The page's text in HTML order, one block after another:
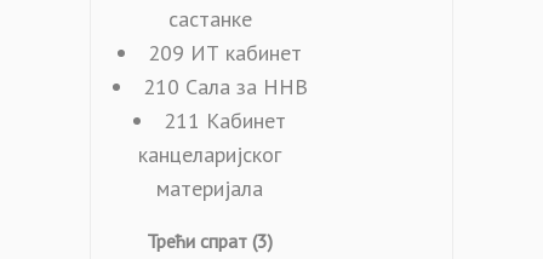
састанке
209 ИТ кабинет
210 Сала за ННВ
211 Кабинет
канцеларијског
материјала
Трећи спрат (3)